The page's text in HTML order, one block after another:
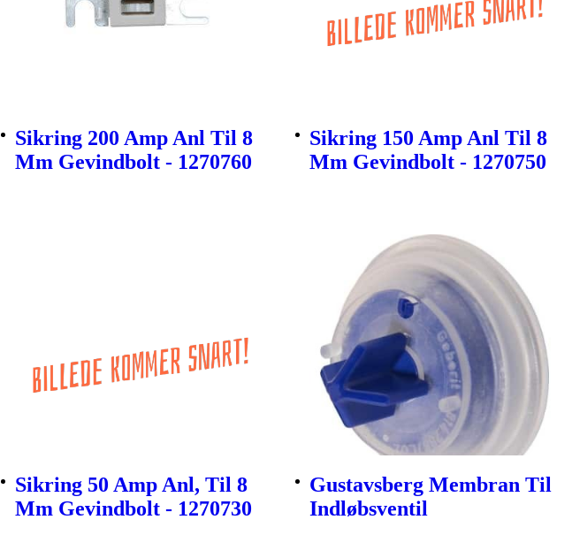
Sikring 200 Amp Anl Til 8
Mm Gevindbolt - 1270760
Sikring 150 Amp Anl Til 8
Mm Gevindbolt - 1270750
Sikring 50 Amp Anl, Til 8
Mm Gevindbolt - 1270730
Gustavsberg Membran Til
Indløbsventil